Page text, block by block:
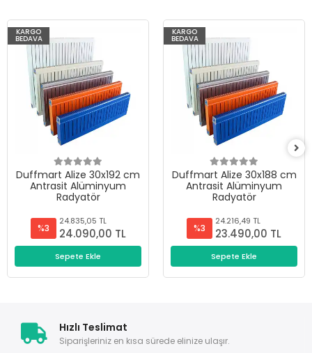
KARGO
BEDAVA
Duffmart Alize 30x192 cm
Antrasit Alüminyum
Radyatör
%3
24.835,05 TL
24.090,00 TL
Sepete Ekle
KARGO
BEDAVA
Duffmart Alize 30x188 cm
Antrasit Alüminyum
Radyatör
%3
24.216,49 TL
23.490,00 TL
Sepete Ekle
Hızlı Teslimat
Siparişleriniz en kısa sürede elinize ulaşır.